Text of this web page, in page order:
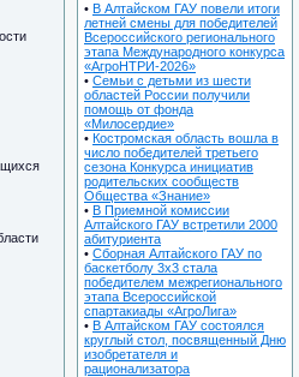
• В Алтайском ГАУ повели итоги
летней смены для победителей
Всероссийского регионального
этапа Международного конкурса
«АгроНТРИ-2026»
• Семьи с детьми из шести
областей России получили
помощь от фонда
«Милосердие»
• Костромская область вошла в
число победителей третьего
сезона Конкурса инициатив
родительских сообществ
Общества «Знание»
• В Приемной комиссии
Алтайского ГАУ встретили 2000
абитуриента
• Сборная Алтайского ГАУ по
баскетболу 3х3 стала
победителем межрегионального
этапа Всероссийской
спартакиады «АгроЛига»
• В Алтайском ГАУ состоялся
круглый стол, посвященный Дню
изобретателя и
рационализатора